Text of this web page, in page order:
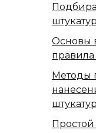
Основы
правила
Методы
Простой